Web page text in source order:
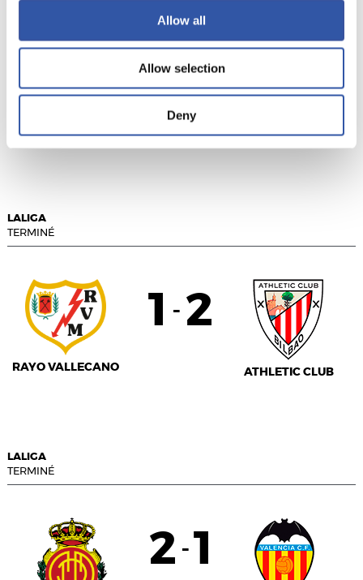
Allow all
Allow selection
Deny
0-5
MADRID
LALIGA
TERMINÉ
RAYO VALLECANO
1 - 2
ATHLETIC CLUB
LALIGA
TERMINÉ
2 - 1